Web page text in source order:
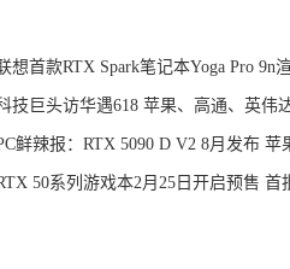
想首款RTX Spark笔记本Yoga Pro 9n
技巨头访华遇618 苹果、高通、英伟
鲜辣报：RTX 5090 D V2 8月发布 苹
50系列游戏本2月25日开启预售 首